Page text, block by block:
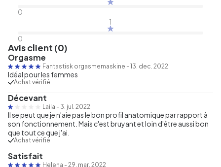
0
1
0
Avis client (0)
Orgasme
Fantastisk orgasmemaskine - 13. dec. 2022
Idéal pour les femmes
Achat vérifié
Décevant
Laila - 3. jul. 2022
Il se peut que je n'aie pas le bon profil anatomique par rapport à
son fonctionnement. Mais c'est bruyant et loin d'être aussi bon
que tout ce que j'ai.
Achat vérifié
Satisfait
Helena - 29. mar. 2022